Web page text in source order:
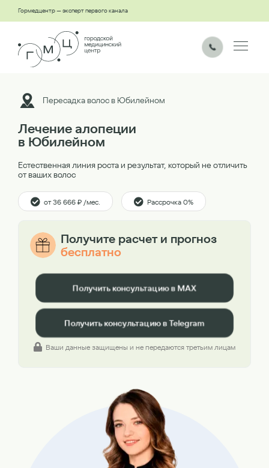
Гормедцентр — эксперт первого канала
Пересадка волос в Юбилейном
Лечение алопеции
в Юбилейном
Естественная линия роста и результат, который не отличить
от ваших волос
от 36 666 ₽ /мес. Рассрочка 0%
Получите расчет и прогноз
бесплатно
Получить консультацию в MAX
Получить консультацию в Telegram
Ваши данные защищены и не передаются третьим лицам